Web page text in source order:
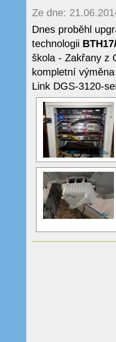
Ze dne:
Dnes proběhl
technologii
škola - Zakřany z
kompletní
Link DGS-3120-